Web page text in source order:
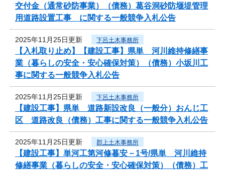
交付金（通常砂防事業）（債務）葛谷洞砂防堰堤管理
用道路設置工事 に関する一般競争入札公告
2025年11月25日更新 下呂土木事務所
【入札取り止め】【建設工事】県単 河川維持修繕事
業（暮らしの安全・安心確保対策）（債務）小坂川工
事に関する一般競争入札公告
2025年11月25日更新 下呂土木事務所
【建設工事】県単 道路新設改良（一般分）おんじ工
区 道路改良（債務）工事に関する一般競争入札公告
2025年11月25日更新 郡上土木事務所
【建設工事】単河工第河修暮安－1号/県単 河川維持
修繕事業（暮らしの安全・安心確保対策）（債務）工